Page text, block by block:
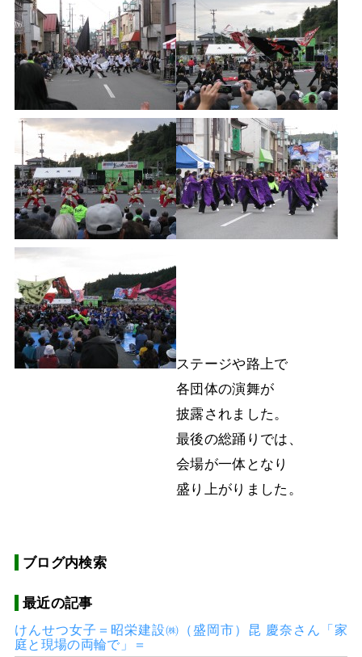
ステージや路上で
各団体の演舞が
披露されました。
最後の総踊りでは、
会場が一体となり
盛り上がりました。
ブログ内検索
最近の記事
けんせつ女子＝昭栄建設㈱（盛岡市）昆 慶奈さん「家
庭と現場の両輪で」＝